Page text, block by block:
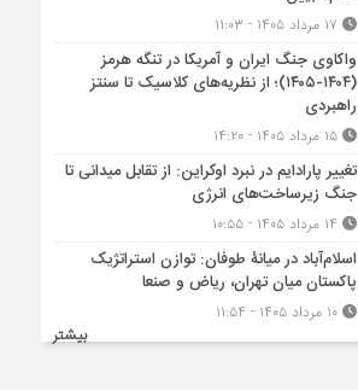
واکاوی جنگ ایران و آمریکا در تنگه هرمز
(۱۴۰۴-۱۴۰۵)؛ از نظریه‌های کلاسیک تا سنتز
راهبردی
۱۵ مرداد ۱۴۰۵ - ۱۴:۲۰
تغییر پارادایم در نبرد اوکراین: از تقابل میدانی تا
جنگ زیرساخت‌های انرژی
اسلام‌آباد در میانۀ طوفان: توازن استراتژیک
پاکستان میان تهران، ریاض و صنعا
۱۰ مرداد ۱۴۰۵ - ۱۱:۵۴
بیشتر